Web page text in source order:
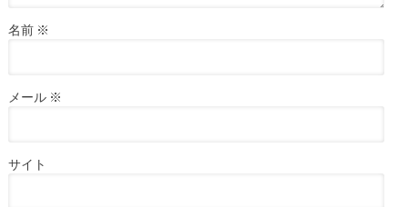
名前 ※
メール ※
サイト